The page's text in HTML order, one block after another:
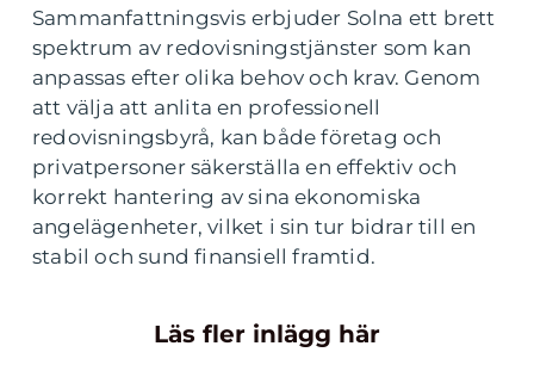
Sammanfattningsvis erbjuder Solna ett brett
spektrum av redovisningstjänster som kan
anpassas efter olika behov och krav. Genom
att välja att anlita en professionell
redovisningsbyrå, kan både företag och
privatpersoner säkerställa en effektiv och
korrekt hantering av sina ekonomiska
angelägenheter, vilket i sin tur bidrar till en
stabil och sund finansiell framtid.
Läs fler inlägg här